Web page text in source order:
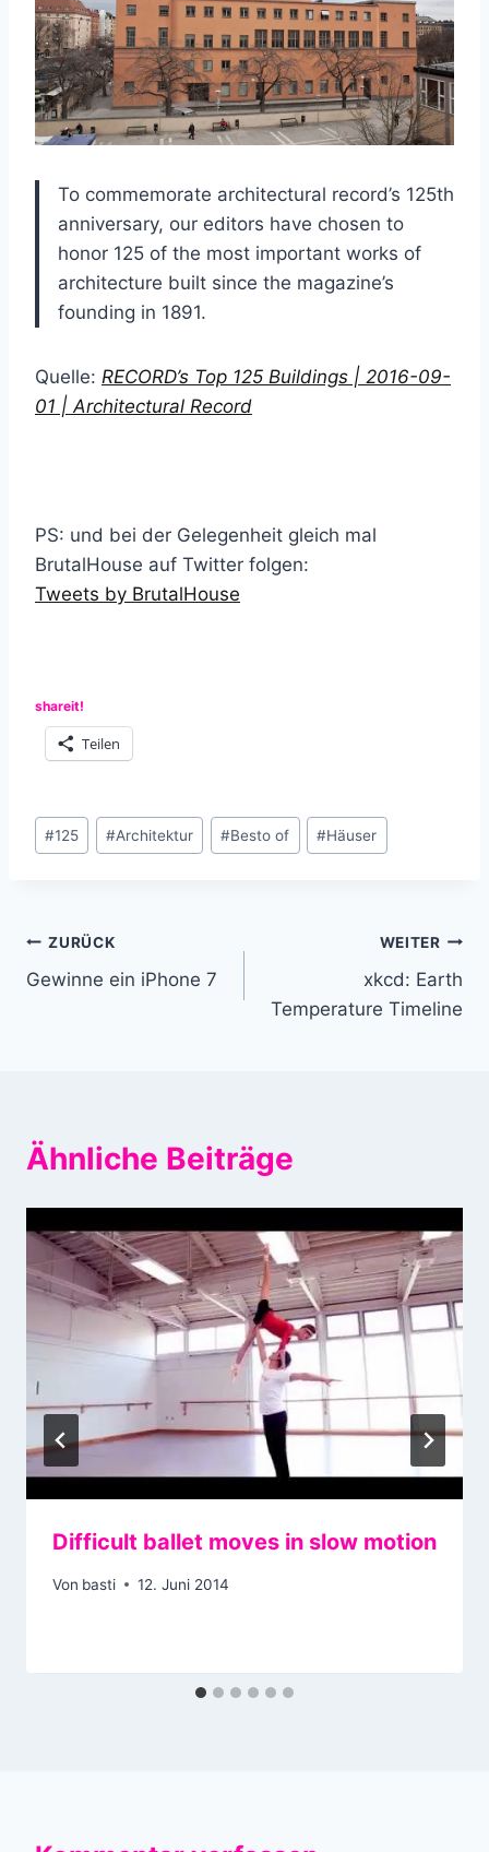
To commemorate architectural record’s 125th
anniversary, our editors have chosen to
honor 125 of the most important works of
architecture built since the magazine’s
founding in 1891.
Quelle: RECORD’s Top 125 Buildings | 2016-09-
01 | Architectural Record
PS: und bei der Gelegenheit gleich mal
BrutalHouse auf Twitter folgen:
Tweets by BrutalHouse
shareit!
Teilen
Schlagworte:
#125 #Architektur #Besto of #Häuser
Beitragsnavigation
ZURÜCK
Gewinne ein iPhone 7
WEITER
xkcd: Earth
Temperature Timeline
Ähnliche Beiträge
Difficult ballet moves in slow motion
Von basti 12. Juni 2014